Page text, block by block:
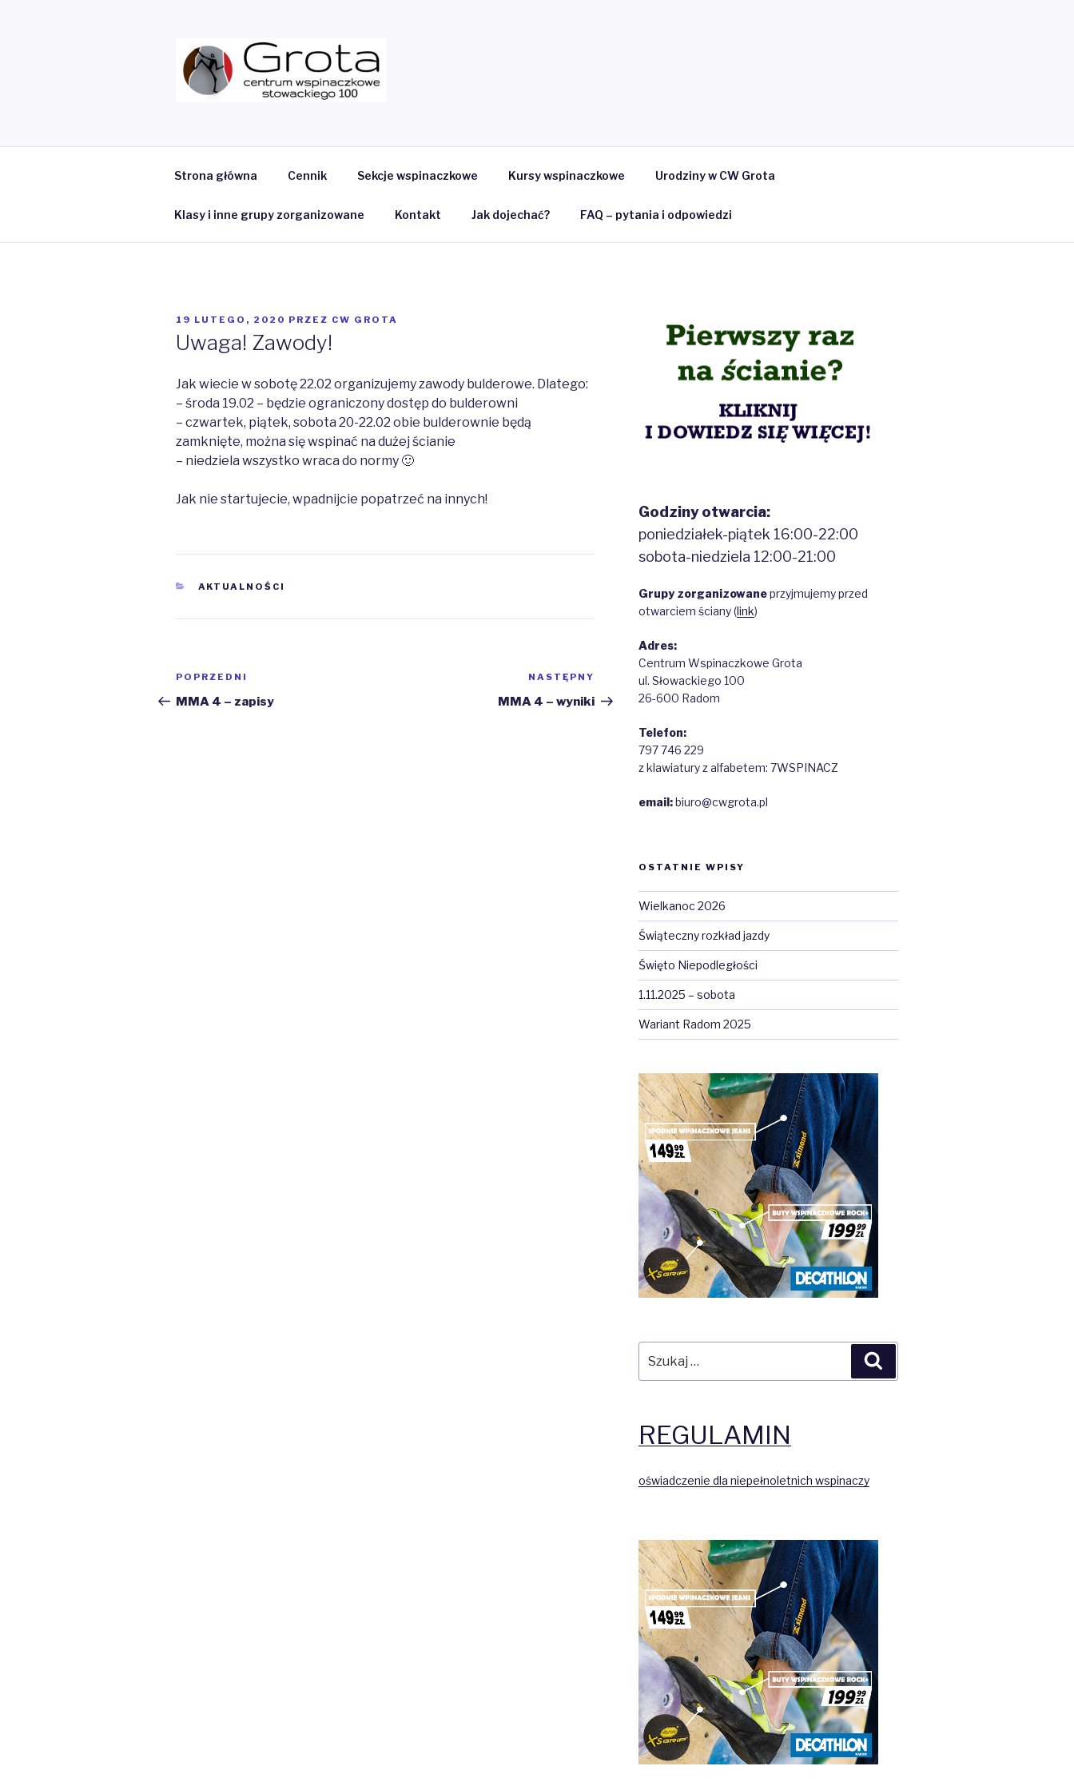
Strona główna Cennik Sekcje wspinaczkowe Kursy wspinaczkowe Urodziny w CW Grota
Klasy i inne grupy zorganizowane Kontakt Jak dojechać? FAQ – pytania i odpowiedzi
OPUBLIKOWANE
19 LUTEGO, 2020 PRZEZ CW GROTA
Uwaga! Zawody!
Jak wiecie w sobotę 22.02 organizujemy zawody bulderowe. Dlatego:
– środa 19.02 – będzie ograniczony dostęp do bulderowni
– czwartek, piątek, sobota 20-22.02 obie bulderownie będą
zamknięte, można się wspinać na dużej ścianie
– niedziela wszystko wraca do normy 🙂
Jak nie startujecie, wpadnijcie popatrzeć na innych!
KATEGORIE
AKTUALNOŚCI
Nawigacja
wpisu
Poprzedni
wpis
POPRZEDNI
MMA 4 – zapisy
Następny
wpis
NASTĘPNY
MMA 4 – wyniki
Godziny otwarcia:
poniedziałek-piątek 16:00-22:00
sobota-niedziela 12:00-21:00
Grupy zorganizowaneprzyjmujemy przed
otwarciem ściany (link)
Adres:
Centrum Wspinaczkowe Grota
ul. Słowackiego 100
26-600 Radom
Telefon:
797 746 229
z klawiatury z alfabetem: 7WSPINACZ
email:biuro@cwgrota.pl
OSTATNIE WPISY
Wielkanoc 2026
Świąteczny rozkład jazdy
Święto Niepodległości
1.11.2025 – sobota
Wariant Radom 2025
REGULAMIN
oświadczenie dla niepełnoletnich wspinaczy